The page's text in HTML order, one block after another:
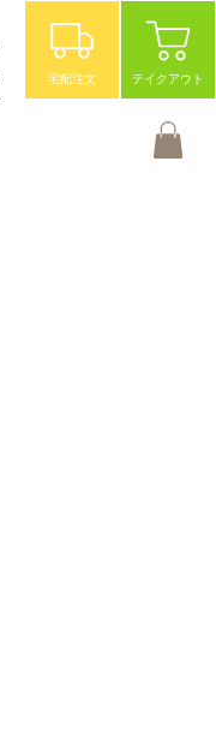
宅配注文 テイクアウト